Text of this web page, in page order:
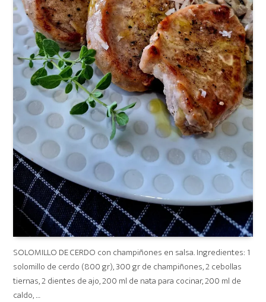
SOLOMILLO DE CERDO con champiñones en salsa. Ingredientes: 1
solomillo de cerdo (800 gr), 300 gr de champiñones, 2 cebollas
tiernas, 2 dientes de ajo, 200 ml de nata para cocinar, 200 ml de
caldo, …